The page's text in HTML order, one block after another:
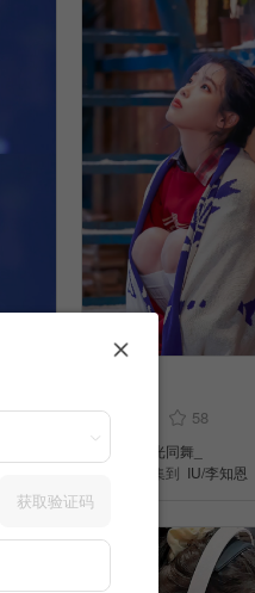
58
和光同舞_
收集到 IU/李知恩
获取验证码